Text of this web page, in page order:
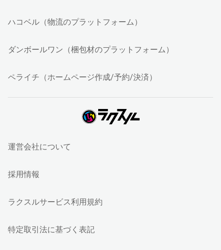
ハコベル（物流のプラットフォーム）
ダンボールワン（梱包材のプラットフォーム）
ペライチ（ホームページ作成/予約/決済）
運営会社について
採用情報
ラクスルサービス利用規約
特定取引法に基づく表記